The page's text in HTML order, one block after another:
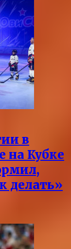
в
на Кубке
делать»